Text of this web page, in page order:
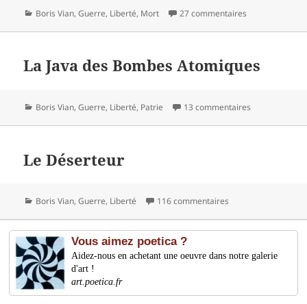
Catégories
Boris Vian,Guerre, Liberté, Mort 27 commentaires
La Java des Bombes Atomiques
Catégories
Boris Vian,Guerre, Liberté, Patrie 13 commentaires
Le Déserteur
Catégories
Boris Vian,Guerre, Liberté 116 commentaires
Vous aimez poetica ?
Aidez-nous en achetant une oeuvre dans notre galerie
d'art !
art.poetica.fr